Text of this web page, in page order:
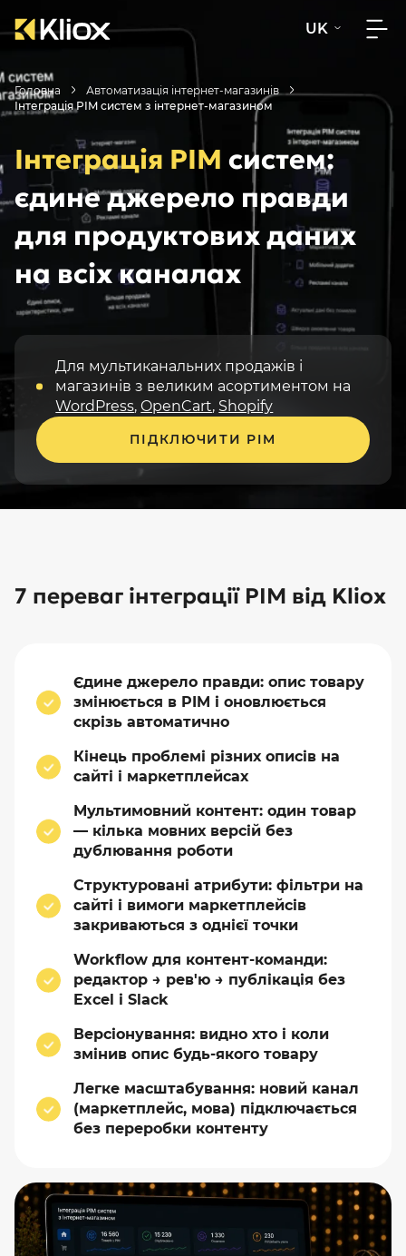
UK
Головна
Автоматизація інтернет-магазинів
Інтеграція PIM систем з інтернет-магазином
Інтеграція PIM систем:
єдине джерело правди
для продуктових даних
на всіх каналах
Для мультиканальних продажів і
магазинів з великим асортиментом на
WordPress,OpenCart, Shopify
ПІДКЛЮЧИТИ PIM
7 переваг інтеграції PIM від Kliox
Єдине джерело правди: опис товару
змінюється в PIM і оновлюється
скрізь автоматично
Кінець проблемі різних описів на
сайті і маркетплейсах
Мультимовний контент: один товар
— кілька мовних версій без
дублювання роботи
Структуровані атрибути: фільтри на
сайті і вимоги маркетплейсів
закриваються з однієї точки
Workflow для контент-команди:
редактор → рев'ю → публікація без
Excel і Slack
Версіонування: видно хто і коли
змінив опис будь-якого товару
Легке масштабування: новий канал
(маркетплейс, мова) підключається
без переробки контенту